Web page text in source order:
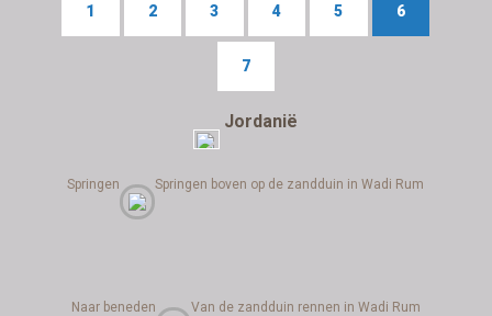
1 2 3 4 5 6
7
Jordanië
Springen Springen boven op de zandduin in Wadi Rum
Naar beneden Van de zandduin rennen in Wadi Rum